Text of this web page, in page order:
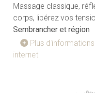
Massage classique,
corps, libérez vos
Sembrancher et région
Plus d'informations
internet